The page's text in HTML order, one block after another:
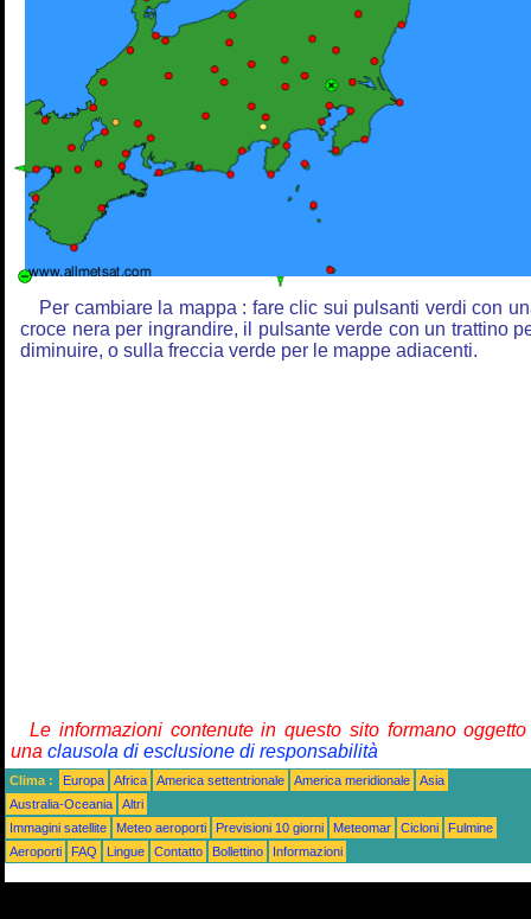
Per cambiare la mappa : fare clic sui pulsanti verdi con
croce nera per ingrandire, il pulsante verde con un trattino
diminuire, o sulla freccia verde per le mappe adiacenti.
Le informazioni contenute in questo sito formano
una clausola di esclusione di responsabilità
Clima : Europa Africa America settentrionale America meridionale
Asia
Australia-Oceania
Altri
Immagini satellite
Meteo aeroporti Previsioni 10 giorni Meteomar Cicloni
Fulmine
Aeroporti
FAQ Lingue Contatto Bollettino Informazioni